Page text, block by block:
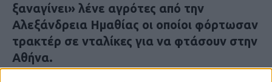
ξαναγίνει» λένε αγρότες από την
Αλεξάνδρεια Ημαθίας οι οποίοι φόρτωσαν
τρακτέρ σε νταλίκες για να φτάσουν στην
Αθήνα.